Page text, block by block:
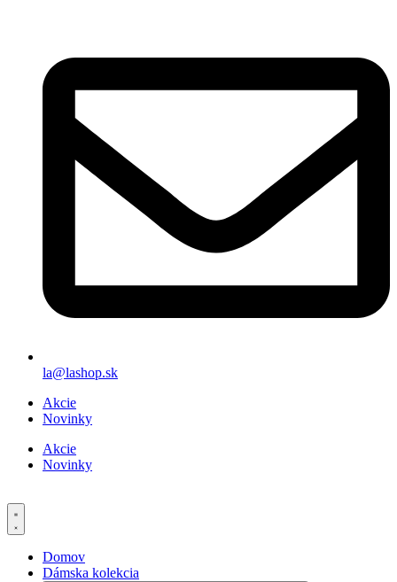
la@lashop.sk
Akcie
Novinky
Akcie
Novinky
Domov
Dámska kolekcia